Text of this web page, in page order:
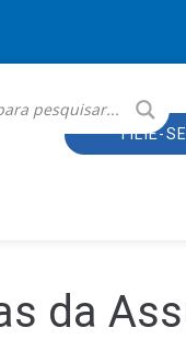
FILIE-SE
da